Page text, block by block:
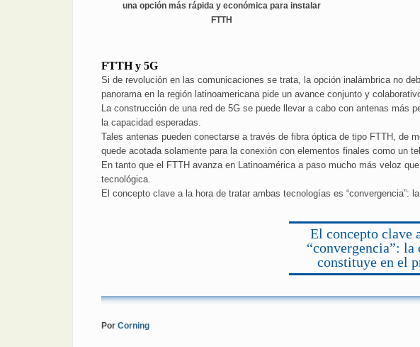
una opción más rápida y económica para instalar
FTTH
FTTH y 5G
Si de revolución en las comunicaciones se trata, la opción inalámbrica no
panorama en la región latinoamericana pide un avance conjunto y
La construcción de una red de 5G se puede llevar a cabo con antenas más
la capacidad esperadas.
Tales antenas pueden conectarse a través de fibra óptica de tipo FTTH, de
quede acotada solamente para la conexión con elementos finales como un
En tanto que el FTTH avanza en Latinoamérica a paso mucho más veloz
tecnológica.
El concepto clave a la hora de tratar ambas tecnologías es “convergencia”:
El concepto clave
“convergencia”: la
constituye en el
Por Corning